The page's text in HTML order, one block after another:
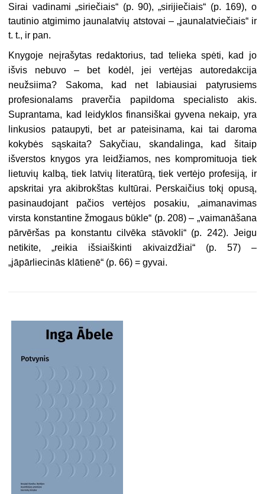
Sirai vadinami „siriečiais“ (p. 90), „sirijiečiais“ (p. 169), o
tautinio atgimimo jaunalatvių atstovai – „jaunalatviečiais“ ir
t. t., ir pan.
Knygoje neįrašytas redaktorius, tad telieka spėti, kad jo
išvis nebuvo – bet kodėl, jei vertėjas autoredakcija
neužsiima? Sakoma, kad net labiausiai patyrusiems
profesionalams praverčia papildoma specialisto akis.
Suprantama, kad leidyklos finansiškai gyvena nekaip, yra
linkusios pataupyti, bet ar pateisinama, kai tai daroma
kokybės sąskaita? Sakyčiau, skandalinga, kad šitaip
išverstos knygos yra leidžiamos, nes kompromituoja tiek
lietuvių kalbą, tiek latvių literatūrą, tiek vertėjo profesiją, ir
apskritai yra akibrokštas kultūrai. Perskaičius tokį opusą,
pasinaudojant pačios vertėjos posakiu, „aimanavimas
virsta konstantine žmogaus būkle“ (p. 208) – „vaimanāšana
pārvēršas pa konstantu cilvēka stāvokli“ (p. 242). Jeigu
netikite, „reikia išsiaiškinti akivaizdžiai“ (p. 57) –
„jāpārliecinās klātienē“ (p. 66) = gyvai.